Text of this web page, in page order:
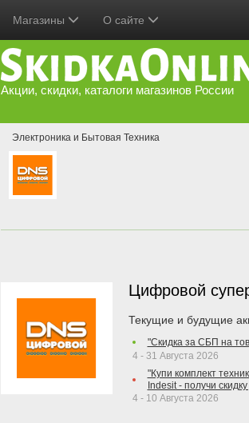
Магазины О сайте
Акции, скидки, каталоги магазинов России
Электроника и Бытовая Техника
Цифровой
Текущие и будущие
"Скидка за СБП на
4 - 31 Августа 2026
"Купи комплект
Indesit - получи
4 - 10 Августа 2026